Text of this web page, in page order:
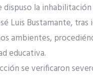
la
Luis Bustamante,
ambientes,
educativa.
se verificaron